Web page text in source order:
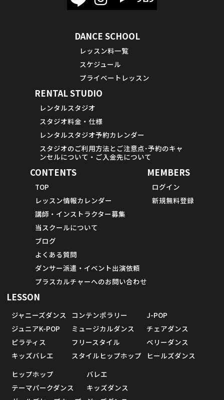
DANCE SCHOOL
レッスン料一覧
スケジュール
プライベートレッスン
RENTAL STUDIO
レンタルスタジオ
スタジオ料金・仕様
レンタルスタジオ予約カレンダー
スタジオのご利用方法とご注意点･予約のキャ
ンセルについて・ご入金先について
CONTENTS
TOP
レッスン情報カレンダー
講師・インストラクター募集
当スクールについて
ブログ
よくある質問
ダンサー派遣・イベント出演依頼
プラスカルチャーへのお問い合わせ
MEMBERS
ログイン
新規無料登録
LESSON
ジャニーズダンス
ジュニアK-POP
ピラティス
キッズバレエ
コンテンポラリー
ミュージカルダンス
フリースタイル
スタイルヒップホップ
J-POP
チェアダンス
ベリーダンス
ヒールズダンス
ヒップホップ
テーマパークダンス
バレエ
キッズダンス